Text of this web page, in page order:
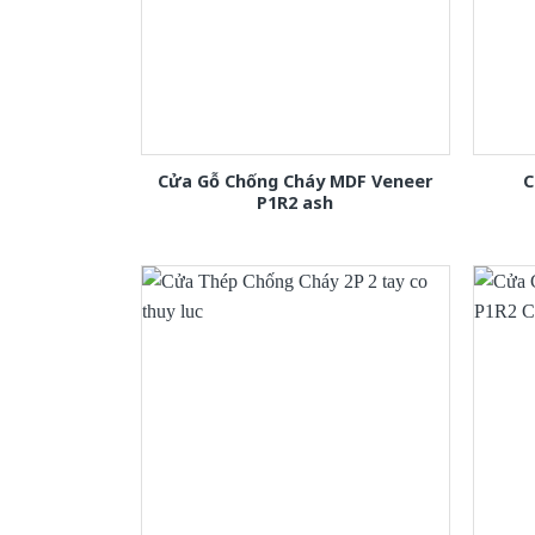
Cửa Gỗ Chống Cháy MDF Veneer
P1R2 ash